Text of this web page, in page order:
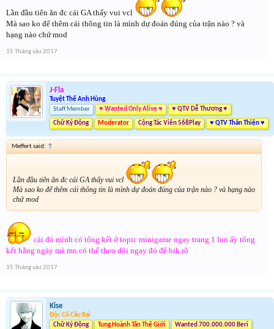
Lần đầu tiên ăn đc cái GA thấy vui vcl
Mà sao ko để thêm cái thông tin là mình dự đoán đúng của trận nào ? và
hạng nào chứ mod
15 Tháng sáu 2017
J-Fla
Tuyệt Thế Anh Hùng
Staff Member
♥ Wanted Only Alive ♥ ♥ QTV Dễ Thương ♥
Chữ Ký Động Moderator Cộng Tác Viên 568Play ♥ QTV Thân Thiện ♥
Meffert said: ↑
Lần đầu tiên ăn đc cái GA thấy vui vcl
Mà sao ko để thêm cái thông tin là mình dự đoán đúng của trận nào ? và hạng nào
chứ mod
cái đó mình có tổng kết ở topic minigame ngay trang 1 lun ấy tổng
kết hằng ngày mà mn có thể theo dõi ngay đó để bik rõ
15 Tháng sáu 2017
Kise
Độc Cô Cầu Bại
Chữ Ký Động
Tung Hoành Tân Thế Giới Wanted 700.000.000 Beri